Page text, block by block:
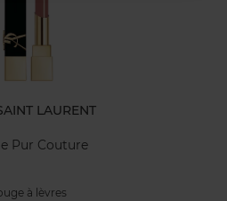
LAURENT
Pur Couture
à lèvres